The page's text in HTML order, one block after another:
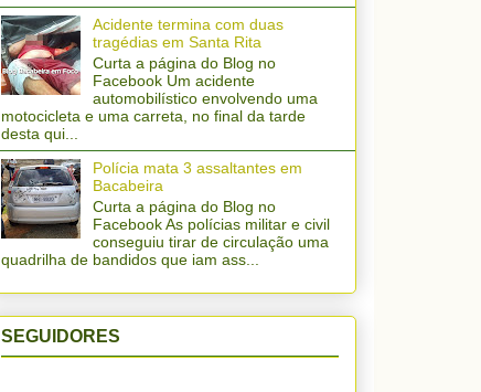
Acidente termina com duas
tragédias em Santa Rita
Curta a página do Blog no
Facebook Um acidente
automobilístico envolvendo uma
motocicleta e uma carreta, no final da tarde
desta qui...
Polícia mata 3 assaltantes em
Bacabeira
Curta a página do Blog no
Facebook As polícias militar e civil
conseguiu tirar de circulação uma
quadrilha de bandidos que iam ass...
SEGUIDORES